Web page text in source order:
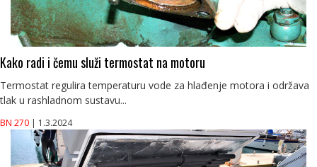
Kako radi i čemu služi termostat na motoru
Termostat regulira temperaturu vode za hlađenje motora i održava
tlak u rashladnom sustavu...
BN 270 | 1.3.2024